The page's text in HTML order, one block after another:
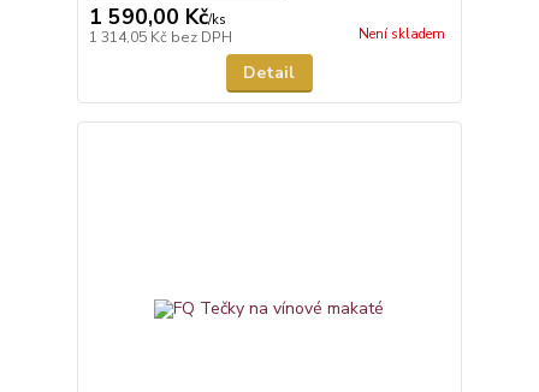
1 590,00 Kč/ks
1 314,05 Kč bez DPH Není skladem
Detail